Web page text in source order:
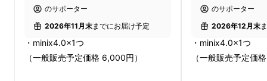
もう、ポケットの膨らみに悩まない。
のサポーター
2026年11月末までにお届け予定
・minix4.0×1つ
（一般販売予定価格 6,000円）
のサポーター
2026年12月末
・minix4.0×1つ
（一般販売予定価